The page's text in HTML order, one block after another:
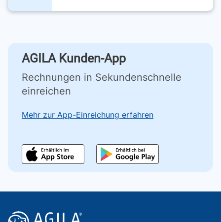
AGILA Kunden-App
Rechnungen in Sekundenschnelle
einreichen
Mehr zur App-Einreichung erfahren